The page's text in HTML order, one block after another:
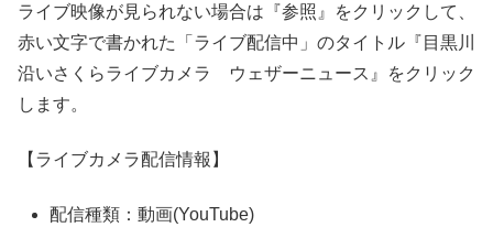
ライブ映像が見られない場合は『参照』をクリックして、
赤い文字で書かれた「ライブ配信中」のタイトル『目黒川
沿いさくらライブカメラ ウェザーニュース』をクリック
します。
【ライブカメラ配信情報】
配信種類：動画(YouTube)